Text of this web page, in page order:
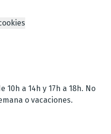
10h a 14h y 17h a 18h. No
o vacaciones.